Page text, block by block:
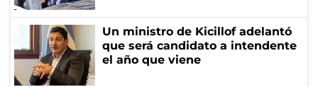
Un ministro de Kicillof adelantó
que será candidato a intendente
el año que viene